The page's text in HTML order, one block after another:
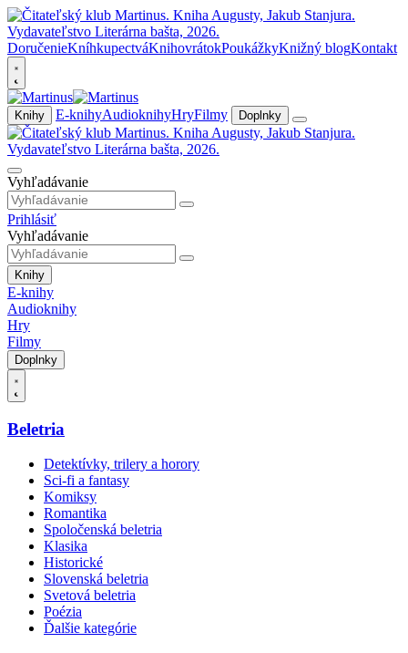
DoručenieKníhkupectváKnihovrátokPoukážkyKnižný blogKontakt
Knihy E-knihyAudioknihyHryFilmy Doplnky
Vyhľadávanie
Prihlásiť
Vyhľadávanie
Knihy
E-knihy
Audioknihy
Hry
Filmy
Doplnky
Beletria
Detektívky, trilery a horory
Sci-fi a fantasy
Komiksy
Romantika
Spoločenská beletria
Klasika
Historické
Slovenská beletria
Svetová beletria
Poézia
Ďalšie kategórie